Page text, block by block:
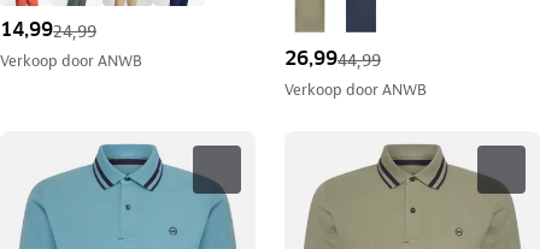
14,9924,99
Verkoop doorANWB 26,9944,99
Verkoop doorANWB